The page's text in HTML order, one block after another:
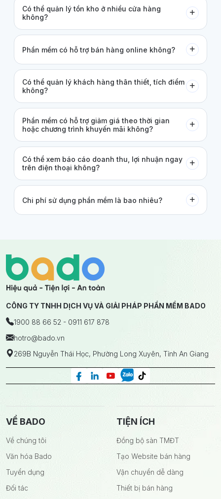
Có thể quản lý tồn kho ở nhiều cửa hàng
không?
Phần mềm có hỗ trợ bán hàng online không?
Có thể quản lý khách hàng thân thiết, tích điểm
không?
Phần mềm có hỗ trợ giảm giá theo thời gian
hoặc chương trình khuyến mãi không?
Có thể xem báo cáo doanh thu, lợi nhuận ngay
trên điện thoại không?
Chi phí sử dụng phần mềm là bao nhiêu?
CÔNG TY TNHH DỊCH VỤ VÀ GIẢI PHÁP PHẦN MỀM BADO
1900 88 66 52 - 0911 617 878
hotro@bado.vn
269B Nguyễn Thái Học, Phường Long Xuyên, Tỉnh An Giang
VỀ BADO
Về chúng tôi
Văn hóa Bado
Tuyển dụng
Đối tác
TIỆN ÍCH
Đồng bộ sàn TMĐT
Tạo Website bán hàng
Vận chuyển dễ dàng
Thiết bị bán hàng